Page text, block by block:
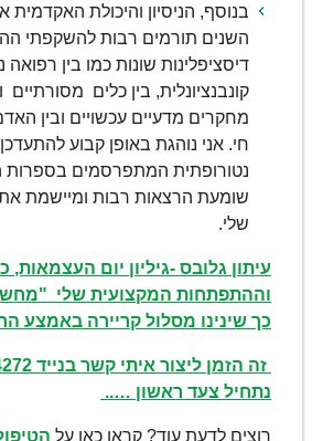
בנוסף, הניסיון והיכולת
השנים תורמים רבות להשקפתי
דיסציפלינות שונות כמו בין רפואה
קונבנציונלית, בין כלים מסורתיים
מחקרים מדעיים עכשויים ובין
חי. אני נוהגת באופן קבוע
נטורופתית המתפרסמים בספרות
שומעת הרצאות רבות ומיישמת
שלי.
עיתון גלובס -גיליון יום העצמאות,
וההתפתחות המקצועית שלי
כך שינינו מסלול קריירה באמצע
נתחיל צעד ראשון …..
רוצים לדעת עוד? קראו כאן על